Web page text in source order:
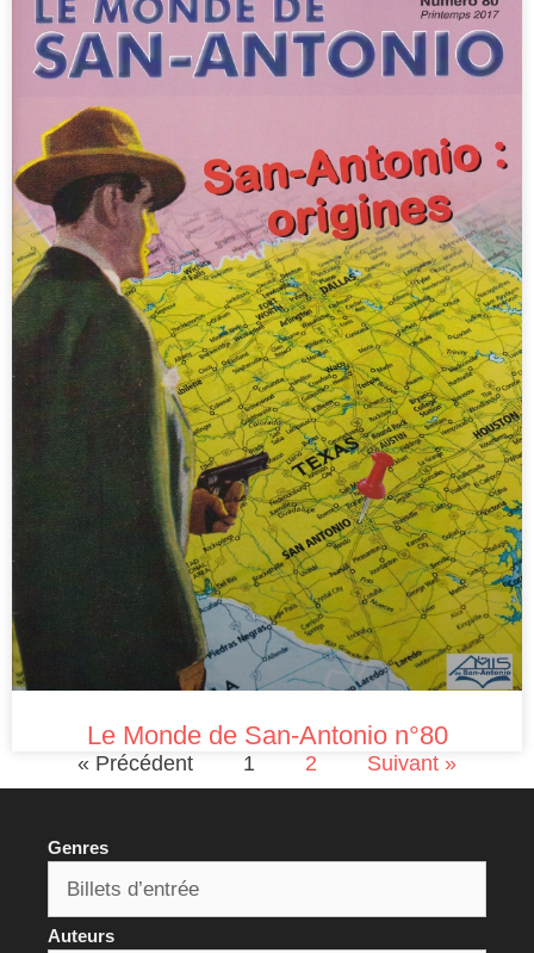
Le Monde de San-Antonio n°80
« Précédent 1 2 Suivant »
Genres
Auteurs